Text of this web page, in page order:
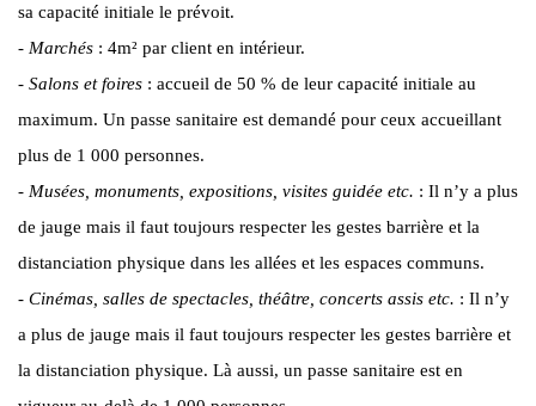
sa capacité initiale le prévoit.
- Marchés : 4m² par client en intérieur.
- Salons et foires : accueil de 50 % de leur capacité initiale au
maximum. Un passe sanitaire est demandé pour ceux accueillant
plus de 1 000 personnes.
- Musées, monuments, expositions, visites guidée etc. : Il n’y a plus
de jauge mais il faut toujours respecter les gestes barrière et la
distanciation physique dans les allées et les espaces communs.
- Cinémas, salles de spectacles, théâtre, concerts assis etc. : Il n’y
a plus de jauge mais il faut toujours respecter les gestes barrière et
la distanciation physique. Là aussi, un passe sanitaire est en